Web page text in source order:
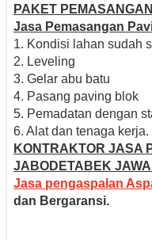
PAKET
Jasa Pemasangan
1. Kondisi lahan sudah
2. Leveling
3. Gelar abu batu
4. Pasang paving blok
5. Pemadatan dengan
6. Alat dan tenaga kerja.
KONTRAKTOR JASA
JABODETABEK
Jasa pengaspalan
dan Bergaransi.